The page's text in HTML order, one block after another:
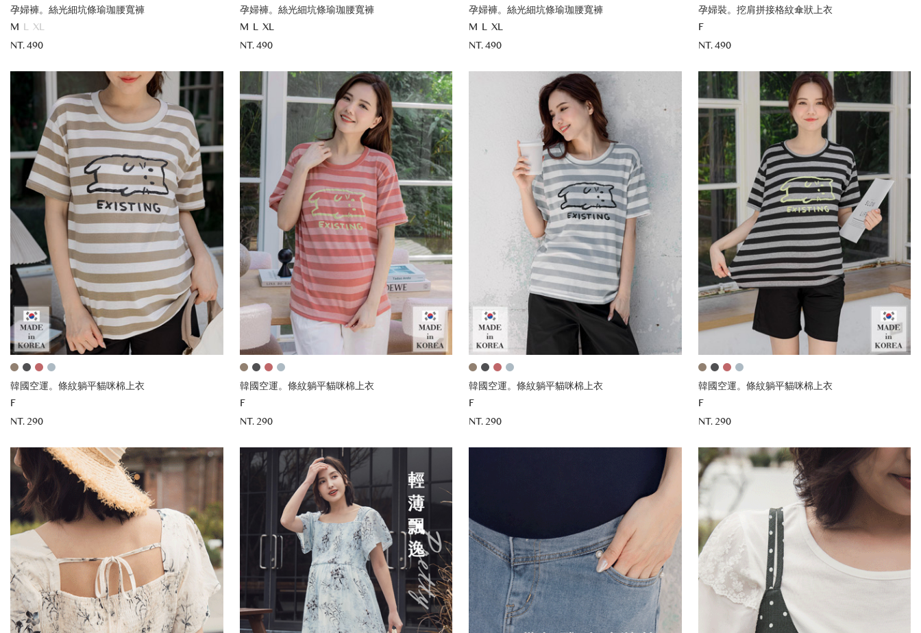
孕婦褲。絲光細坑條瑜珈腰寬褲
M L XL
NT. 490
孕婦褲。絲光細坑條瑜珈腰寬褲
M L XL
NT. 490
孕婦褲。絲光細坑條瑜珈腰寬褲
M L XL
NT. 490
孕婦裝。挖肩拼接格紋傘狀上衣
F
NT. 490
韓國空運。條紋躺平貓咪棉上衣
F
NT. 290
韓國空運。條紋躺平貓咪棉上衣
F
NT. 290
韓國空運。條紋躺平貓咪棉上衣
F
NT. 290
韓國空運。條紋躺平貓咪棉上衣
F
NT. 290